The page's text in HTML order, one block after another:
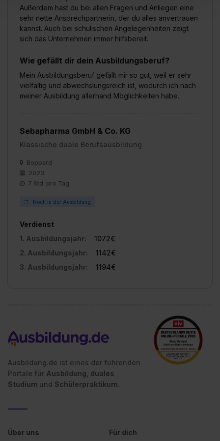
einverstanden, dass dir nach Setzen der Cookies externe
Inhalte (z.B. Videos oder Posts) angezeigt und hierfür
erforderliche personenbezogene Daten an Social Media
Eine Erlaubnis hierfür kannst du auch später noch im
bestimmte Verwendungszwecke zulassen, triff deine
Auswahl über die Checkboxen und klick auf „Auswahl
Media und Marketing“ umfasst hierbei die Einwilligung
S. 1 lit. a) DS-GVO). Die USA verfügen über kein
angemessenes Datenschutzniveau (EuGH – Schrems
II). Du kannst die von dir erteilte Einwilligung jederzeit mit
Wirkung für die Zukunft ganz oder teilweise über unsere
Datenschutzerklärung unter dem Punkt „Datenschutz-
einzelnen Cookies findest du durch Klick auf „Details
Außerdem hast du bei allen Fragen und Anliegen eine
sehr nette Ansprechpartnerin, der du alles anvertrauen
kannst. Auch bei schulischen Angelegenheiten zeigt
sich das Unternehmen immer hilfsbereit.
Wie gefällt dir dein Ausbildungsberuf?
Mein Ausbildungsberuf gefällt mir so gut, weil er sehr
vielfältig und abwechslungsreich ist, wodurch ich nach
meiner Ausbildung allerhand Möglichkeiten habe.
Sebapharma GmbH & Co. KG
Klassische duale Berufsausbildung
Boppard
2023
7 Std. pro Tag
Noch in der Ausbildung
Verdienst
1. Ausbildungsjahr:
1072€
2. Ausbildungsjahr:
1142€
3. Ausbildungsjahr:
1194€
Ausbildung.de ist eines der führenden
Portale für Ausbildung, duales
Studium und Schülerpraktikum.
Über uns
Für dich